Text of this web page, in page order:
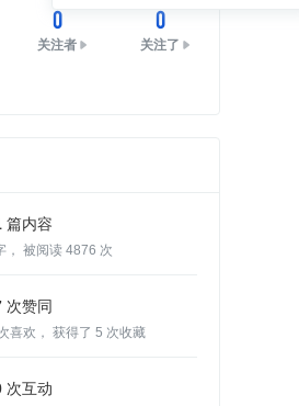
0
关注者
0
关注了
篇内容
， 被阅读 4876 次
次赞同
喜欢， 获得了 5 次收藏
次互动